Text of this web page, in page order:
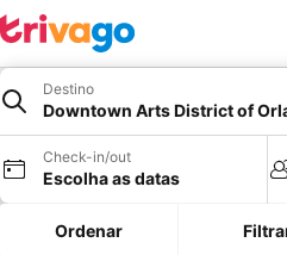
Destino
Downtown Arts District of
Check-in/out
Escolha as datas
Ordenar